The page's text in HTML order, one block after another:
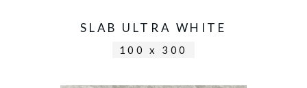
SLAB ULTRA WHITE
100 x 300